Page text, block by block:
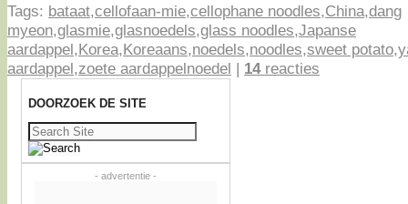
Tags: bataat,cellofaan-mie,cellophane noodles,China,dang
myeon,glasmie,glasnoedels,glass noodles,Japanse
aardappel,Korea,Koreaans,noedels,noodles,sweet potato,
aardappel,zoete aardappelnoedel | 14reacties
DOORZOEK DE SITE
Zoeken
naar:
- advertentie -